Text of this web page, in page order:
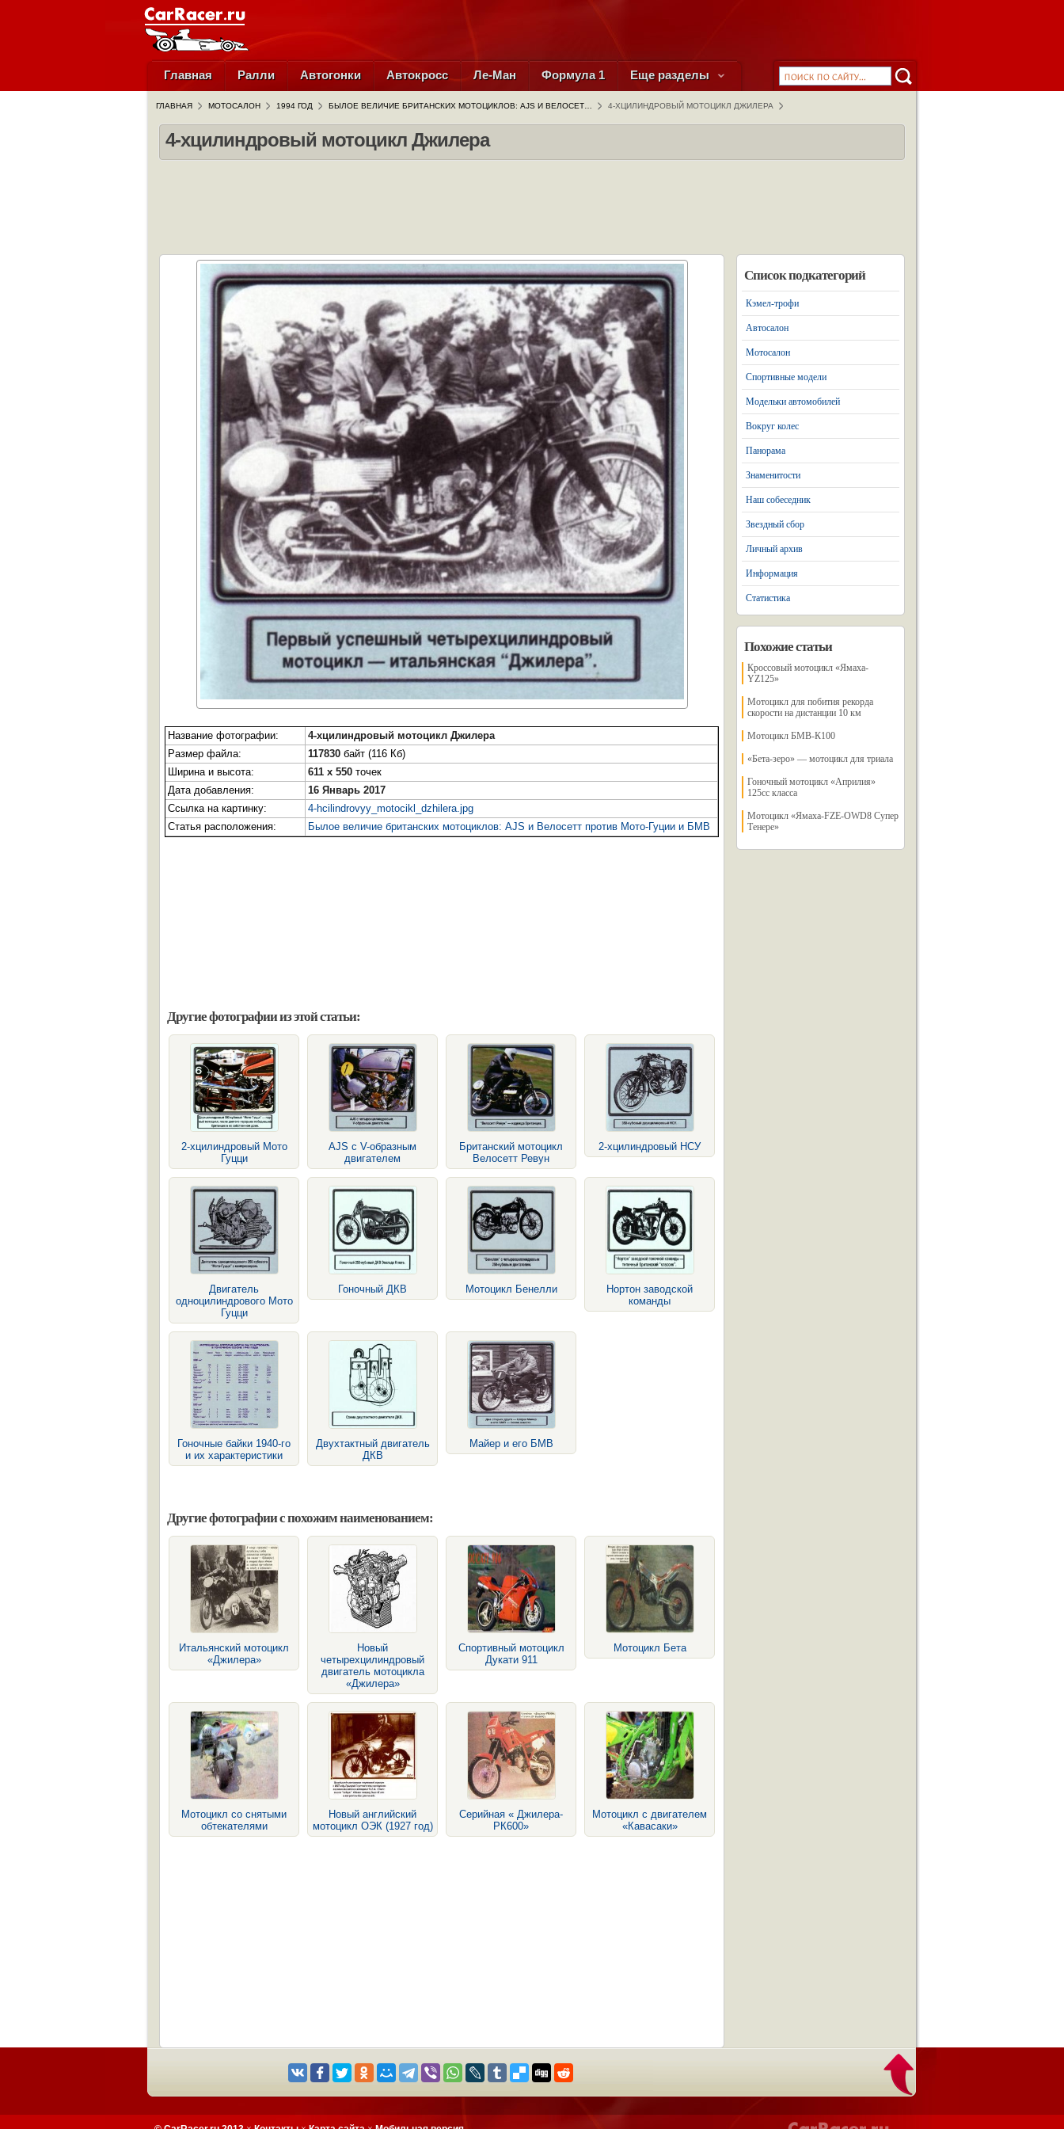
Главная Ралли Автогонки Автокросс Ле-Ман Формула 1 Еще разделы
ГЛАВНАЯ МОТОСАЛОН 1994 ГОД БЫЛОЕ ВЕЛИЧИЕ БРИТАНСКИХ МОТОЦИКЛОВ: AJS И ВЕЛОСЕТ… 4-ХЦИЛИНДРОВЫЙ МОТОЦИКЛ ДЖИЛЕРА
4-хцилиндровый мотоцикл Джилера
Название фотографии:
4-хцилиндровый мотоцикл Джилера
Размер файла:
117830 байт (116 Кб)
Ширина и высота:
611 x 550 точек
Дата добавления:
16 Январь 2017
Ссылка на картинку:
4-hcilindrovyy_motocikl_dzhilera.jpg
Статья расположения:
Былое величие британских мотоциклов: AJS и Велосетт против Мото-Гуции и БМВ
Другие фотографии из этой статьи:
2-хцилиндровый Мото
Гуцци
AJS с V-образным
двигателем
Британский мотоцикл
Велосетт Ревун
2-хцилиндровый НСУ
Двигатель
одноцилиндрового Мото
Гуцци
Гоночный ДКВ Мотоцикл Бенелли
Нортон заводской
команды
Гоночные байки 1940-го
и их характеристики
Двухтактный двигатель
ДКВ
Майер и его БМВ
Другие фотографии с похожим наименованием:
Итальянский мотоцикл
«Джилера»
Новый
четырехцилиндровый
двигатель мотоцикла
«Джилера»
Спортивный мотоцикл
Дукати 911
Мотоцикл Бета
Мотоцикл со снятыми
обтекателями
Новый английский
мотоцикл ОЭК (1927 год)
Серийная « Джилера-
РК600»
Мотоцикл с двигателем
«Кавасаки»
Список подкатегорий
Кэмел-трофи
Автосалон
Мотосалон
Спортивные модели
Модельки автомобилей
Вокруг колес
Панорама
Знаменитости
Наш собеседник
Звездный сбор
Личный архив
Информация
Статистика
Похожие статьи
Кроссовый мотоцикл «Ямаха-
YZ125»
Мотоцикл для побития рекорда
скорости на дистанции 10 км
Мотоцикл БМВ-К100
«Бета-зеро» — мотоцикл для триала
Гоночный мотоцикл «Априлия»
125сс класса
Мотоцикл «Ямаха-FZE-OWD8 Супер
Тенере»